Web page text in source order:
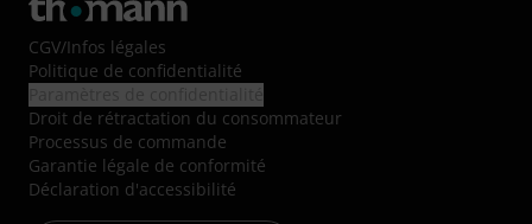
CGV/Infos légales
Politique de confidentialité
Droit de rétractation du consommateur
Processus de commande
Garantie légale de conformité
Déclaration d'accessibilité